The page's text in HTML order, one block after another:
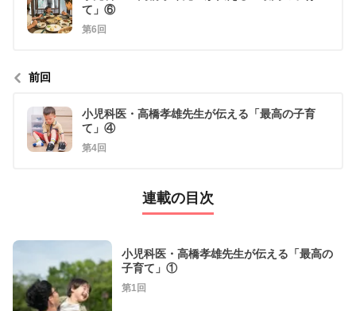
て」⑥
第6回
前回
小児科医・高橋孝雄先生が伝える「最高の子育
て」④
第4回
連載の目次
小児科医・高橋孝雄先生が伝える「最高の
子育て」①
第1回